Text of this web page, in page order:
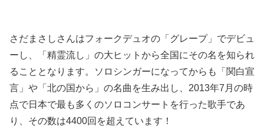
さだまさしさんはフォークデュオの「グレープ」でデビュ
ーし、「精霊流し」の大ヒットから全国にその名を知られ
ることとなります。ソロシンガーになってからも「関白宣
言」や「北の国から」の名曲を生み出し、2013年7月の時
点で日本で最も多くのソロコンサートを行った歌手であ
り、その数は4400回を超えています！